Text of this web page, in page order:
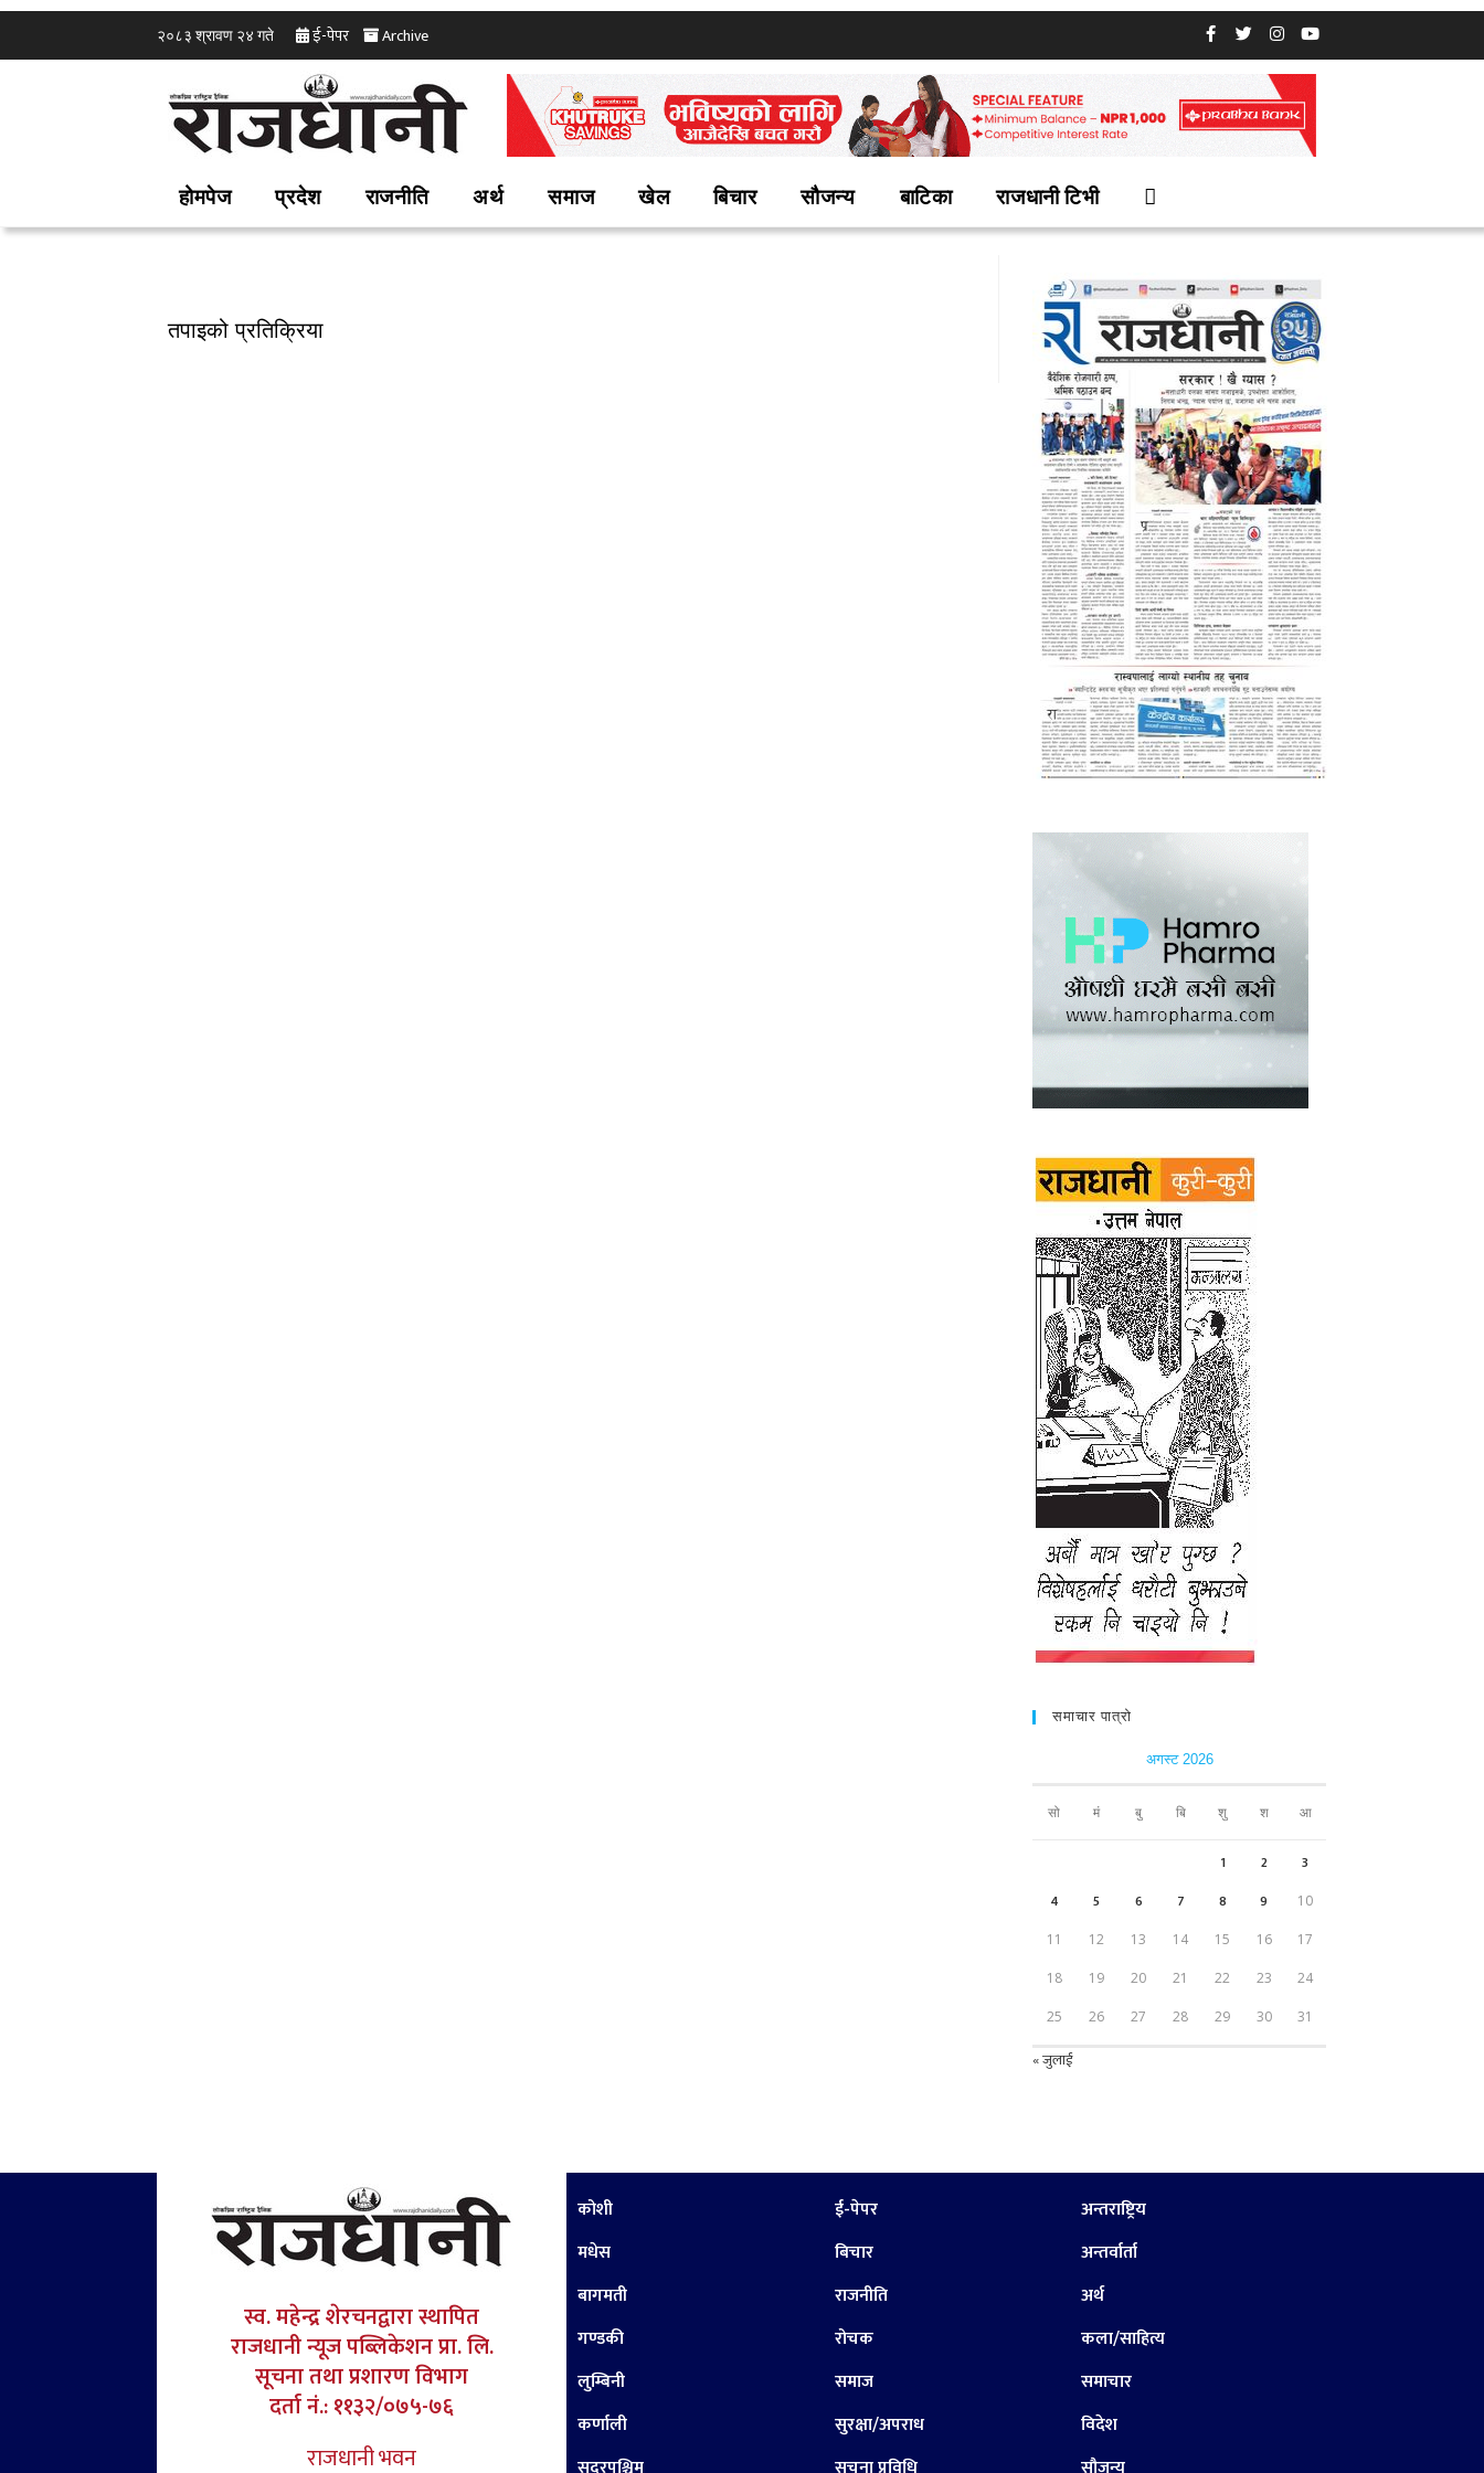
२०८३ श्रावण २४ गते ई-पेपर Archive
होमपेज प्रदेश राजनीति अर्थ समाज खेल बिचार सौजन्य बाटिका राजधानी टिभी
तपाइको प्रतिक्रिया
समाचार पात्रो
अगस्ट 2026
सो मं बु बि शु श आ
1 2
3
4
5 6 7 8 9 10
11 12 13 14 15 16 17
18 19 20 21 22 23 24
25 26 27 28 29 30 31
« जुलाई
स्व. महेन्द्र शेरचनद्वारा स्थापित
राजधानी न्यूज पब्लिकेशन प्रा. लि.
सूचना तथा प्रशारण विभाग
दर्ता नं.: ११३२/०७५-७६
राजधानी भवन
कोशी
मधेस
बागमती
गण्डकी
लुम्बिनी
कर्णाली
ई-पेपर
बिचार
राजनीति
रोचक
समाज
सुरक्षा/अपराध
अन्तराष्ट्रिय
अन्तर्वार्ता
अर्थ
कला/साहित्य
समाचार
विदेश